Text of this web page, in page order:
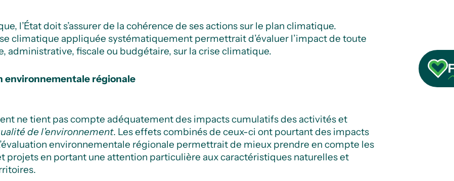
l’État doit s’assurer de la cohérence de ses actions sur le plan climatique.
climatique appliquée systématiquement permettrait d’évaluer l’impact de toute
administrative, fiscale ou budgétaire, sur la crise climatique.
environnementale régionale
ne tient pas compte adéquatement des impacts cumulatifs des activités et
de l’environnement. Les effets combinés de ceux-ci ont pourtant des impacts
environnementale régionale permettrait de mieux prendre en compte les
projets en portant une attention particulière aux caractéristiques naturelles et